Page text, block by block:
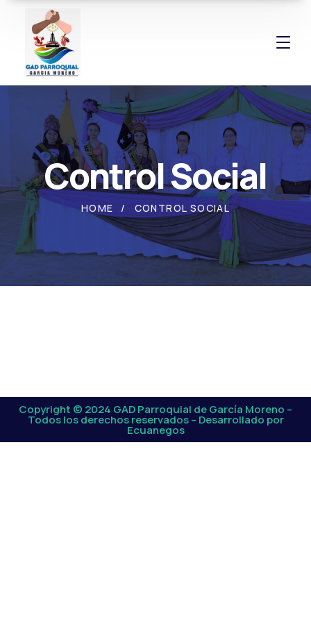
Control Social
HOME CONTROL SOCIAL
Copyright © 2024 GAD Parroquial de García Moreno –
Todos los derechos reservados – Desarrollado por
Ecuanegos